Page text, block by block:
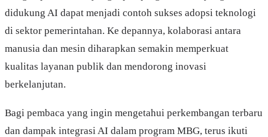
didukung AI dapat menjadi contoh sukses adopsi teknologi
di sektor pemerintahan. Ke depannya, kolaborasi antara
manusia dan mesin diharapkan semakin memperkuat
kualitas layanan publik dan mendorong inovasi
berkelanjutan.
Bagi pembaca yang ingin mengetahui perkembangan terbaru
dan dampak integrasi AI dalam program MBG, terus ikuti